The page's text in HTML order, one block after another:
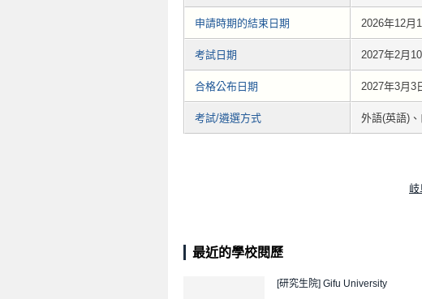
申請時期的結束日期 2026年12月
考試日期 2027年2月10
合格公布日期 2027年3月3
考試/遴選方式 外語(英語)
最近的學校閱歷
[研究生院] Gifu University